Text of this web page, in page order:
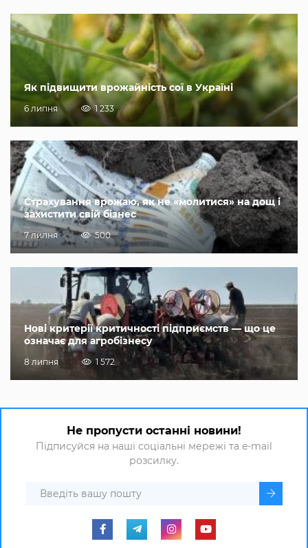
Як підвищити врожайність сої в Україні
6 липня 1 233
Страхування врожаю, як не «молитися» на дощ і
захистити свій бізнес
7 липня 500
Нові критерії критичності підприємств — що це
означає для агробізнесу
8 липня 1 572
Не пропусти останні новини!
Підписуйся на наші соціальні мережі та e-mail
розсилку.